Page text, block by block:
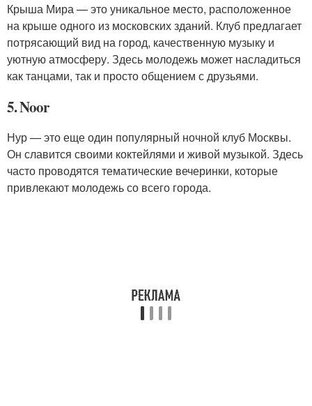
Крыша Мира — это уникальное место, расположенное
на крыше одного из московских зданий. Клуб предлагает
потрясающий вид на город, качественную музыку и
уютную атмосферу. Здесь молодежь может насладиться
как танцами, так и просто общением с друзьями.
5. Noor
Нур — это еще один популярный ночной клуб Москвы.
Он славится своими коктейлями и живой музыкой. Здесь
часто проводятся тематические вечеринки, которые
привлекают молодежь со всего города.